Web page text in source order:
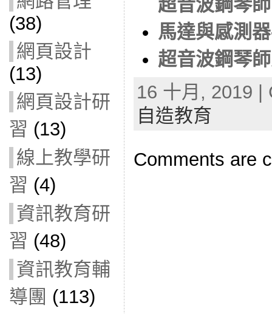
(38)
網頁設計
(13)
網頁設計研
習 (13)
線上教學研
習 (4)
資訊教育研
習 (48)
資訊教育輔
導團 (113)
超音波鋼琴師
馬達與感測
超音波鋼琴
16 十月, 2019
自造教育
Comments are